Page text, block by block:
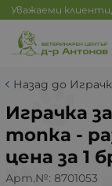
Уважаеми
Назад до
Играчка
топка -
цена за 1
Арт.№: 8701053